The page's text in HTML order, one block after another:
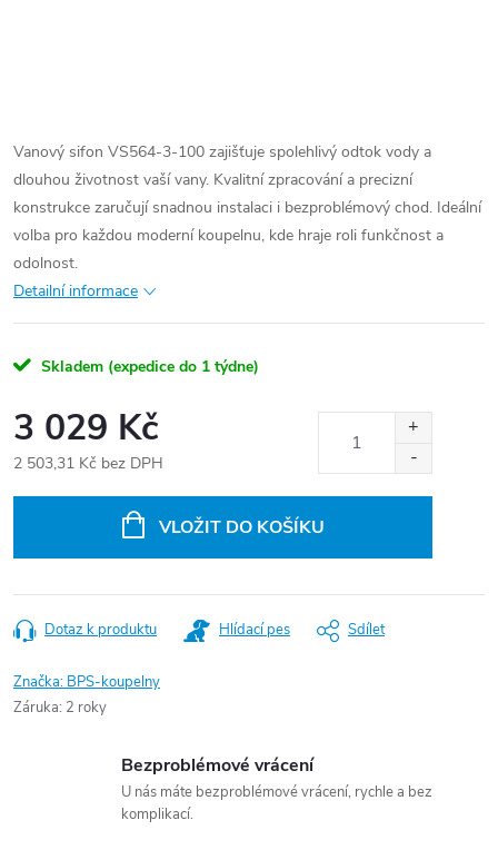
Vanový sifon VS564-3-100 zajišťuje spolehlivý odtok vody a
dlouhou životnost vaší vany. Kvalitní zpracování a precizní
konstrukce zaručují snadnou instalaci i bezproblémový chod. Ideální
volba pro každou moderní koupelnu, kde hraje roli funkčnost a
odolnost.
Detailní informace
Skladem (expedice do 1 týdne)
3 029 Kč
2 503,31 Kč bez DPH
VLOŽIT DO KOŠÍKU
Dotaz k produktu Hlídací pes Sdílet
Značka: BPS-koupelny
Záruka: 2 roky
Bezproblémové vrácení
U nás máte bezproblémové vrácení, rychle a bez
komplikací.